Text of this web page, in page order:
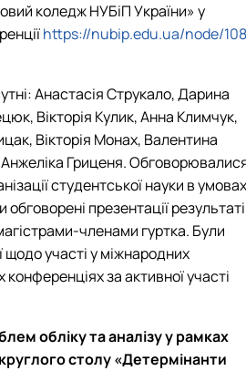
коледж НУБіП України» у
https://nubip.edu.ua/node/108
Анастасія Струкало, Дарина
Вікторія Кулик, Анна Климчук,
Вікторія Монах, Валентина
Гриценя.
студентської науки в умовах
обговорені презентації
членами гуртка. Були
щодо участі у міжнародних
за активної участі
обліку та аналізу у рамках
столу «Детермінанти